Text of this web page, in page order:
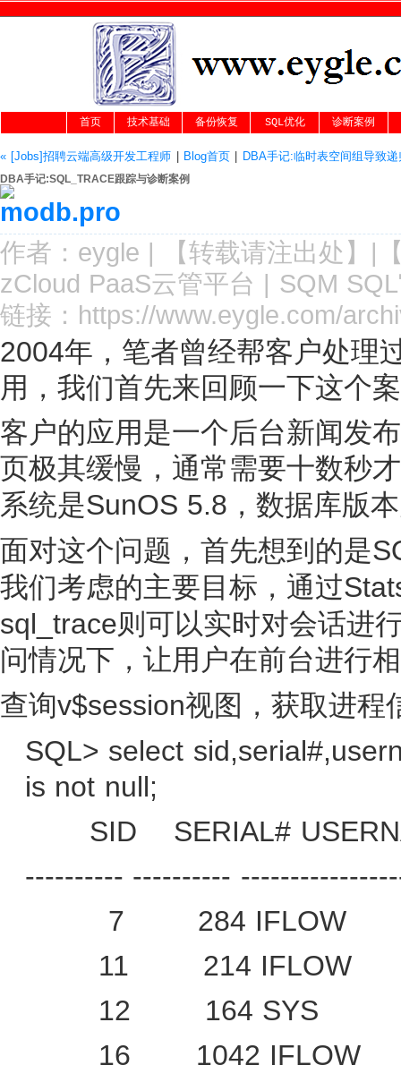
首页 技术基础 备份恢复 SQL优化 诊断案例
« [Jobs]招聘云端高级开发工程师 Blog首页| DBA手记:临时表空间组导致
DBA手记:SQL_TRACE跟踪与诊断案例
作者： eygle | 【转载请注出处 】|
zCloud PaaS云管平台 | SQM
链接： https://www.eygle.com/
2004年，笔者曾经帮客户处理
用，我们首先来回顾一下这个
客户的应用是一个后台新闻发
页极其缓慢，通常需要十数秒
系统是SunOS 5.8 ，数据库版
面对这个问题，首先想到的是
我们考虑的主要目标，通过
sql_trace则可以实时对会话进
问情况下，让用户在前台进行
查询v$session视图，获取进程
SQL> select
is not null;
SID
SERIAL#
---------- ----------
7
284 IFLOW
11
214 IFLOW
12
164 SYS
16
1042 IFLOW